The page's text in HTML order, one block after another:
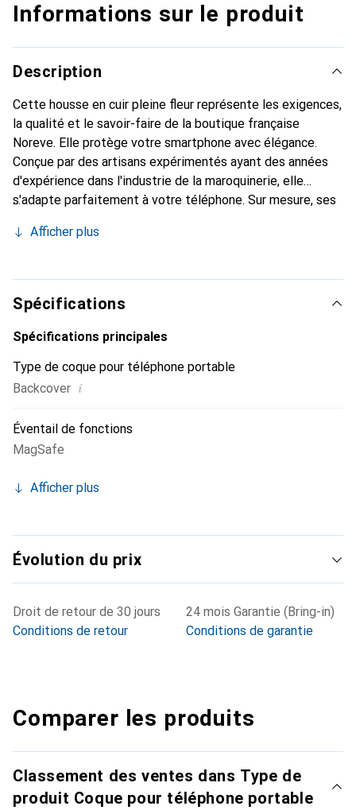
Informations sur le produit
Description
Cette housse en cuir pleine fleur représente les exigences,
la qualité et le savoir-faire de la boutique française
Noreve. Elle protège votre smartphone avec élégance.
Conçue par des artisans expérimentés ayant des années
d'expérience dans l'industrie de la maroquinerie, elle
s'adapte parfaitement à votre téléphone. Sur mesure, ses
Elle devient l'accessoire chic et indispensable pour votre
produits de haute qualité, la marque Noreve est un choix
fiable pour une clientèle exigeante.
Afficher plus
Spécifications
Spécifications principales
Type de coque pour téléphone portable
Backcover i
Éventail de fonctions
MagSafe
Afficher plus
Évolution du prix
Droit de retour de 30 jours
Conditions de retour
24 mois Garantie (Bring-in)
Conditions de garantie
Comparer les produits
Classement des ventes dans Type de
produit Coque pour téléphone portable